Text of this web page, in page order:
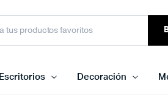
Escritorios Decoración